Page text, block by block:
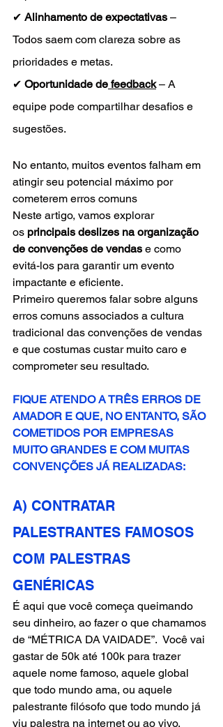
✔ Alinhamento de expectativas –
Todos saem com clareza sobre as
prioridades e metas.
✔ Oportunidade de feedback – A
equipe pode compartilhar desafios e
sugestões.
No entanto, muitos eventos falham em
atingir seu potencial máximo por
cometerem erros comuns
Neste artigo, vamos explorar
os principais deslizes na organização
de convenções de vendas e como
evitá-los para garantir um evento
impactante e eficiente.
Primeiro queremos falar sobre alguns
erros comuns associados a cultura
tradicional das convenções de vendas
e que costumas custar muito caro e
comprometer seu resultado.
FIQUE ATENDO A TRÊS ERROS DE
AMADOR E QUE, NO ENTANTO, SÃO
COMETIDOS POR EMPRESAS
MUITO GRANDES E COM MUITAS
CONVENÇÕES JÁ REALIZADAS:
A) CONTRATAR
PALESTRANTES FAMOSOS
COM PALESTRAS
GENÉRICAS
É aqui que você começa queimando
seu dinheiro, ao fazer o que chamamos
de “MÉTRICA DA VAIDADE”.  Você vai
gastar de 50k até 100k para trazer
aquele nome famoso, aquele global
que todo mundo ama, ou aquele
palestrante filósofo que todo mundo já
viu palestra na internet ou ao vivo.